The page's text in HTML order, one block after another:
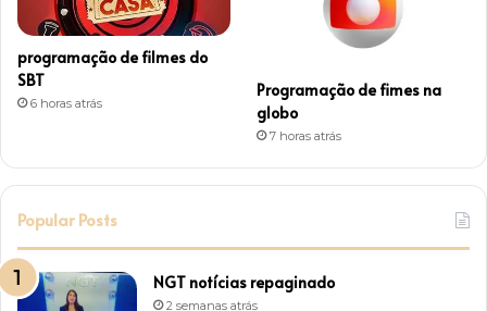
programação de filmes do
SBT
6 horas atrás
Programação de fimes na
globo
7 horas atrás
Popular Posts
NGT notícias repaginado
2 semanas atrás